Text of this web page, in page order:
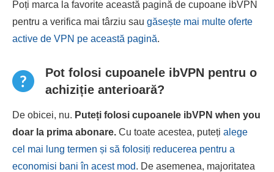
Poți marca la favorite această pagină de cupoane ibVPN
pentru a verifica mai târziu sau găsește mai multe oferte
active de VPN pe această pagină.
Pot folosi cupoanele ibVPN pentru o
achiziție anterioară?
De obicei, nu. Puteți folosi cupoanele ibVPN when you
doar la prima abonare. Cu toate acestea, puteți alege
cel mai lung termen și să folosiți reducerea pentru a
economisi bani în acest mod. De asemenea, majoritatea